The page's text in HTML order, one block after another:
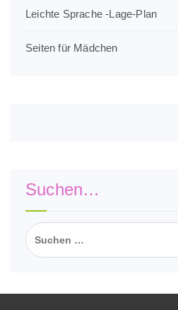
Leichte Sprache -Lage-Plan
Seiten für Mädchen
Suchen…
Suchen
nach: